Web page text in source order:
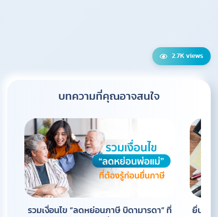
2.7K views
บทความที่คุณอาจสนใจ
รวมเงื่อนไข “ลดหย่อนภาษี บิดามารดา” ที่
ยื่นภาษี